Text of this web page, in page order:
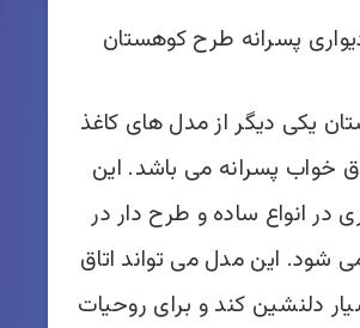
یکی دیگر از مدل های کاغذ
خواب پسرانه می باشد. این
در انواع ساده و طرح دار در
می شود. این مدل می تواند اتاق
دلنشین کند و برای روحیات